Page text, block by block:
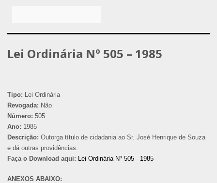
Lei Ordinária Nº 505 – 1985
Tipo: Lei Ordinária
Revogada: Não
Número: 505
Ano: 1985
Descrição: Outorga título de cidadania ao Sr. José Henrique de Souza
e dá outras providências.
Faça o Download aqui: Lei Ordinária Nº 505 - 1985
ANEXOS ABAIXO: